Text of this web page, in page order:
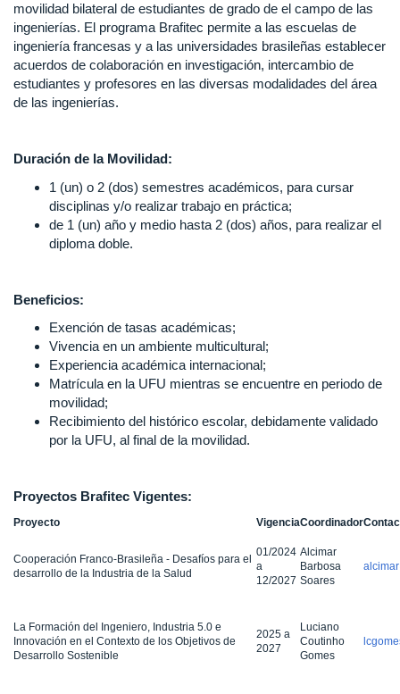
movilidad bilateral de estudiantes de grado de el campo de las
ingenierías. El programa Brafitec permite a las escuelas de
ingeniería francesas y a las universidades brasileñas establecer
acuerdos de colaboración en investigación, intercambio de
estudiantes y profesores en las diversas modalidades del área
de las ingenierías.
Duración de la Movilidad:
1 (un) o 2 (dos) semestres académicos, para cursar
disciplinas y/o realizar trabajo en práctica;
de 1 (un) año y medio hasta 2 (dos) años, para realizar el
diploma doble.
Beneficios:
Exención de tasas académicas;
Vivencia en un ambiente multicultural;
Experiencia académica internacional;
Matrícula en la UFU mientras se encuentre en periodo de
movilidad;
Recibimiento del histórico escolar, debidamente validado
por la UFU, al final de la movilidad.
Proyectos Brafitec Vigentes:
Proyecto VigenciaCoordinador
Cooperación Franco-Brasileña - Desafíos para el
desarrollo de la Industria de la Salud
01/2024
a
12/2027
Alcimar
Barbosa
Soares
La Formación del Ingeniero, Industria 5.0 e
Innovación en el Contexto de los Objetivos de
Desarrollo Sostenible
2025 a
2027
Luciano
Coutinho
Gomes